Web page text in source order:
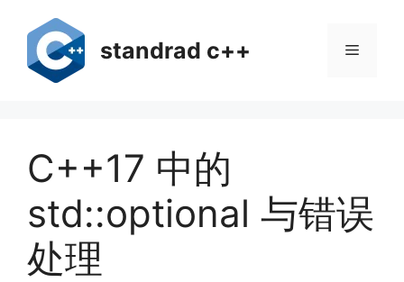
standrad c++ 菜
C++17 中的
std::optional 与错误
处理